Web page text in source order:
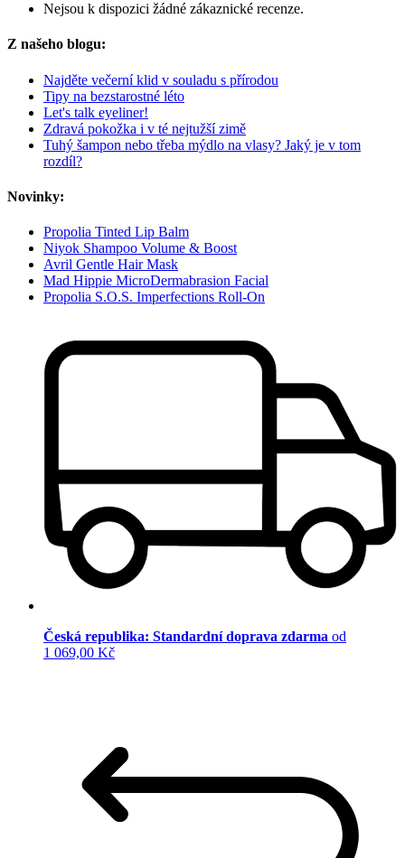
Nejsou k dispozici žádné zákaznické recenze.
Z našeho blogu:
Najděte večerní klid v souladu s přírodou
Tipy na bezstarostné léto
Let's talk eyeliner!
Zdravá pokožka i v té nejtužší zimě
Tuhý šampon nebo třeba mýdlo na vlasy? Jaký je v tom
rozdíl?
Novinky:
Propolia Tinted Lip Balm
Niyok Shampoo Volume & Boost
Avril Gentle Hair Mask
Mad Hippie MicroDermabrasion Facial
Propolia S.O.S. Imperfections Roll-On
Česká republika: Standardní doprava zdarma od
1 069,00 Kč